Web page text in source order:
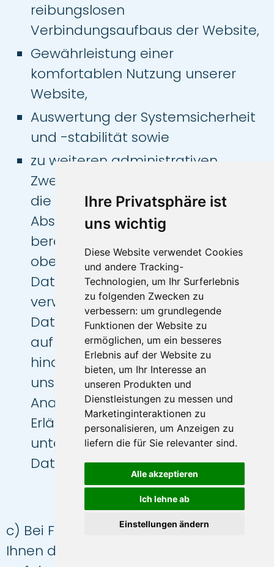
Ihre Privatsphäre ist
uns wichtig
Diese Website verwendet Cookies
und andere Tracking-
Technologien, um Ihr Surferlebnis
zu folgenden Zwecken zu
verbessern: um grundlegende
Funktionen der Website zu
ermöglichen, um ein besseres
Erlebnis auf der Website zu
bieten, um Ihr Interesse an
unseren Produkten und
Dienstleistungen zu messen und
Marketinginteraktionen zu
personalisieren, um Anzeigen zu
liefern die für Sie relevanter sind.
Alle akzeptieren
Ich lehne ab
Einstellungen ändern
reibungslosen
Verbindungsaufbaus der Website,
Gewährleistung einer
komfortablen Nutzung unserer
Website,
Auswertung der Systemsicherheit
und -stabilität sowie
zu weiteren administrativen
Zwecken. Die Rechtsgrundlage für
die Datenverarbeitung ist Art. 6
Abs. 1 S. 1 lit. f DSGVO. Unser
berechtigtes Interesse folgt aus
oben aufgelisteten Zwecken zur
Datenerhebung. In keinem Fall
verwenden wir die erhobenen
Daten zu dem Zweck, Rückschlüsse
auf Ihre Person zu ziehen. Darüber
hinaus setzen wir beim Besuch
unserer Website Cookies sowie
Analysedienste ein. Nähere
Erläuterungen dazu erhalten Sie
unter den Ziff. 4 und 5 dieser
Datenschutzerklärung.
c) Bei Fragen jeglicher Art bieten wir
Ihnen die Möglichkeit, mit uns über ein